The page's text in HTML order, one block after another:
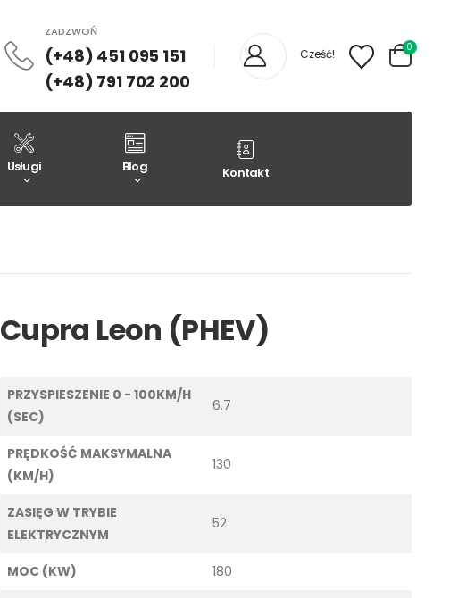
ZADZWOŃ
(+48) 451 095 151
(+48) 791 702 200
Cześć! 0
Usługi Blog Kontakt
Cupra Leon (PHEV)
PRZYSPIESZENIE 0 - 100KM/H
(SEC)
6.7
PRĘDKOŚĆ MAKSYMALNA
(KM/H)
130
ZASIĘG W TRYBIE
ELEKTRYCZNYM
52
MOC (KW) 180